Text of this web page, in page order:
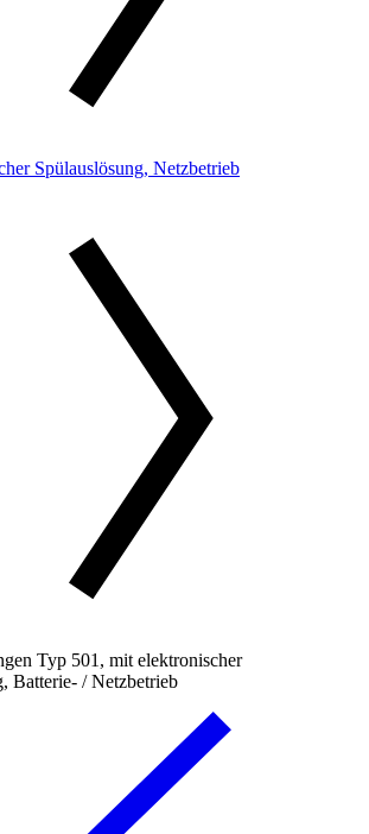
Spülauslösung, Netzbetrieb
Typ 501, mit elektronischer
Batterie- / Netzbetrieb